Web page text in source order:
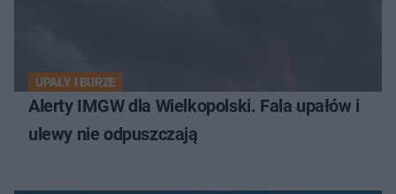
UPAŁY I BURZE
Alerty IMGW dla Wielkopolski. Fala upałów i
ulewy nie odpuszczają